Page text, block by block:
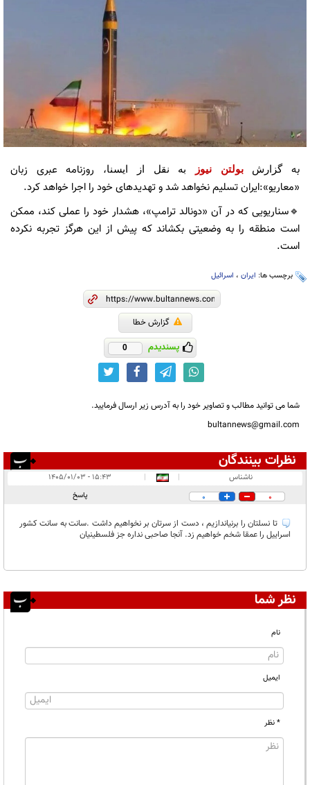
بهگزارشبولتن نیوز به نقل از ایسنا،
روزنامه عبری زبان
«معاریو»:ایران تسلیم نخواهد شد و تهدیدهای خود را اجرا خواهد کرد.
🔹سناریویی که در آن «دونالد ترامپ»، هشدار خود را عملی کند، ممکن
است منطقه را به وضعیتی بکشاند که پیش از این هرگز تجربه نکرده
است.
برچسب ها: ایران ، اسرائیل
گزارش خطا
پسندیدم 0
شما می توانید مطالب و تصاویر خود را به آدرس زیر ارسال فرمایید.
bultannews@gmail.com
نظرات بینندگان
در انتظار بررسی:
ناشناس |
|
۱۵:۴۳ - ۱۴۰۵/۰۱/۰۳
0
0 پاسخ
تا نسلتان را برنیاندازیم ، دست از سرتان بر نخواهیم داشت .سانت به سانت کشور
اسراییل را عمقا شخم خواهیم زد. آنجا صاحبی نداره جز فلسطینیان
نظر شما
نام
ایمیل
* نظر